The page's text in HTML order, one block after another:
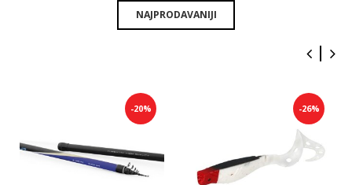
NAJPRODAVANIJI
-20% -26%